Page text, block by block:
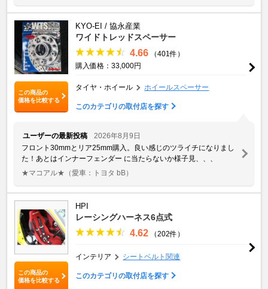
この商品の
価格を比較する
KYO-EI / 協永産業
ワイドトレッドスペーサー
4.66
（401件）
購入価格：33,000円
タイヤ・ホイール ホイールスペーサー
このカテゴリの取付店を探す
ユーザーの最新投稿
2026年8月9日
フロント30mmとリア25mm購入。良い感じのツライチになりまし
た！あとはインナーフェンダー に当たらないか様子見、、、
★マコアル★ （愛車：トヨタ bB）
この商品の
価格を比較する
HPI
レーシングハーネス6点式
4.62 （202件）
インテリア シートベルト関連
このカテゴリの取付店を探す